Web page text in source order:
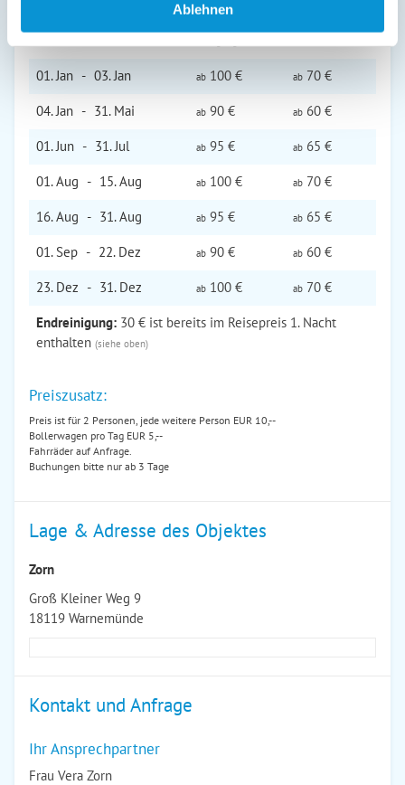
Ablehnen
01. Jan - 03. Jan ab 100 € ab 70 €
04. Jan - 31. Mai ab 90 € ab 60 €
01. Jun - 31. Jul ab 95 € ab 65 €
01. Aug - 15. Aug ab 100 € ab 70 €
16. Aug - 31. Aug ab 95 € ab 65 €
01. Sep - 22. Dez ab 90 € ab 60 €
23. Dez - 31. Dez ab 100 € ab 70 €
Endreinigung: 30 € ist bereits im Reisepreis 1. Nacht
enthalten (siehe oben)
Preiszusatz:
Preis ist für 2 Personen, jede weitere Person EUR 10,--
Bollerwagen pro Tag EUR 5,--
Fahrräder auf Anfrage.
Buchungen bitte nur ab 3 Tage
Lage & Adresse des Objektes
Zorn
Groß Kleiner Weg 9
18119 Warnemünde
Kontakt und Anfrage
Ihr Ansprechpartner
Frau Vera Zorn